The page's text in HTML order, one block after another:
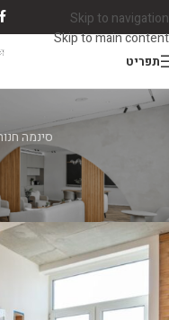
Skip to navigation
Skip to main content
תפריט
סינמה
איפה כדאי
סינמה